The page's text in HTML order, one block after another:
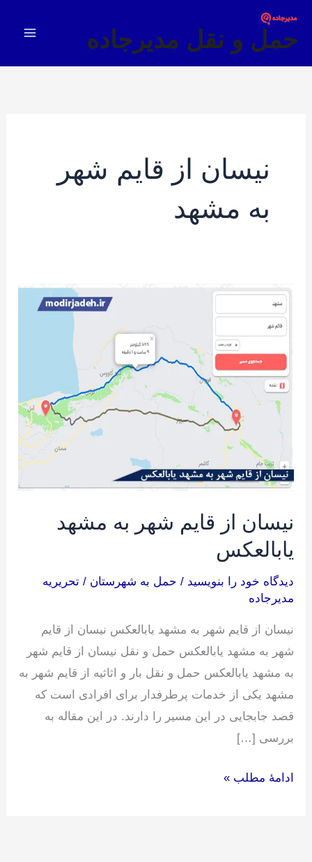
حمل و نقل مدیرجاده
نیسان از قایم شهر
به مشهد
نیسان از قایم شهر به مشهد
یابالعکس
دیدگاه‌ خود را بنویسید / حمل به شهرستان /تحریریه
مدیرجاده
نیسان از قایم شهر به مشهد یابالعکس نیسان از قایم
شهر به مشهد یابالعکس حمل و نقل نیسان از قایم شهر
به مشهد یابالعکس حمل و نقل بار و اثاثیه از قایم شهر به
مشهد یکی از خدمات پرطرفدار برای افرادی است که
قصد جابجایی در این مسیر را دارند. در این مقاله به
بررسی […]
نیسان
از
قایم
شهر
به
مشهد
ادامۀ مطلب »